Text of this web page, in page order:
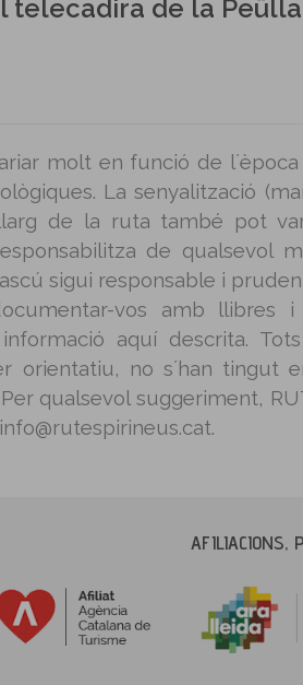
telecadira de la Peülla
molt en funció de
La senyalització
de la ruta també pot
de qualsevol
sigui responsable i
vos amb llibres i
aquí descrita.
orientatiu, no s´han tingut
qualsevol suggeriment,
AFILIACIONS,